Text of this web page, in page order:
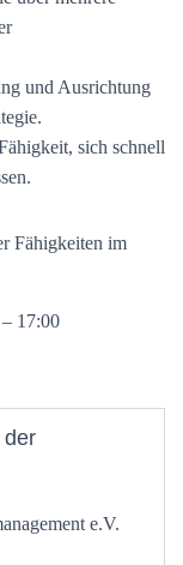
und Ausrichtung
sich schnell
Fähigkeiten im
17:00
der
e.V.